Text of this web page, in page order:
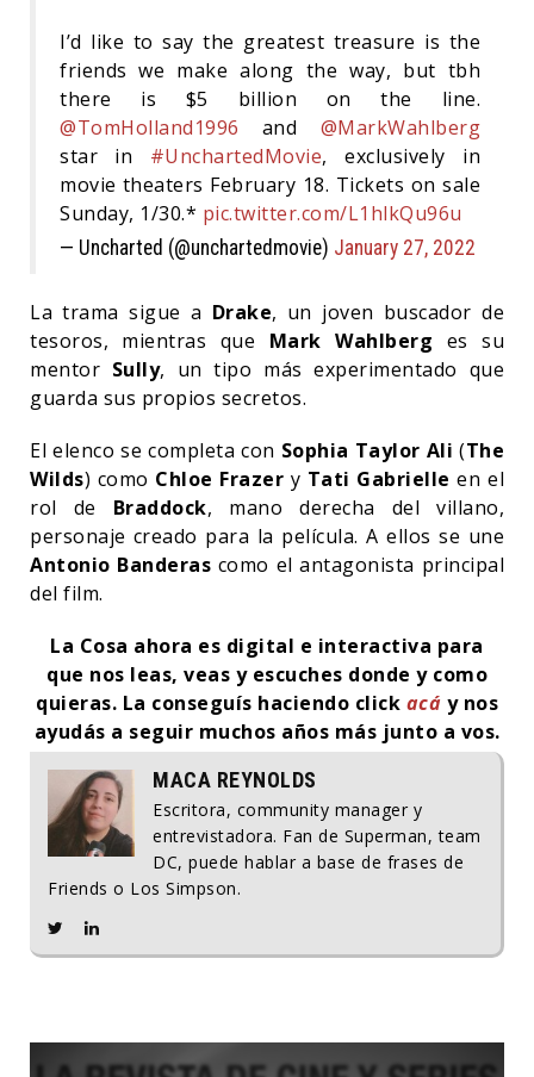
I’d like to say the greatest treasure is the
friends we make along the way, but tbh
there is $5 billion on the line.
@TomHolland1996 and @MarkWahlberg
star in #UnchartedMovie, exclusively in
movie theaters February 18. Tickets on sale
Sunday, 1/30.* pic.twitter.com/L1hlkQu96u
— Uncharted (@unchartedmovie) January 27, 2022
La trama sigue a Drake, un joven buscador de
tesoros, mientras que Mark Wahlberg es su
mentor Sully, un tipo más experimentado que
guarda sus propios secretos.
El elenco se completa con Sophia Taylor Ali (The
Wilds) como Chloe Frazer y Tati Gabrielle en el
rol de Braddock, mano derecha del villano,
personaje creado para la película. A ellos se une
Antonio Banderas como el antagonista principal
del film.
La Cosa ahora es digital e interactiva para
que nos leas, veas y escuches donde y como
quieras. La conseguís haciendo click acá y nos
ayudás a seguir muchos años más junto a vos.
MACA REYNOLDS
Escritora, community manager y
entrevistadora. Fan de Superman, team
DC, puede hablar a base de frases de
Friends o Los Simpson.